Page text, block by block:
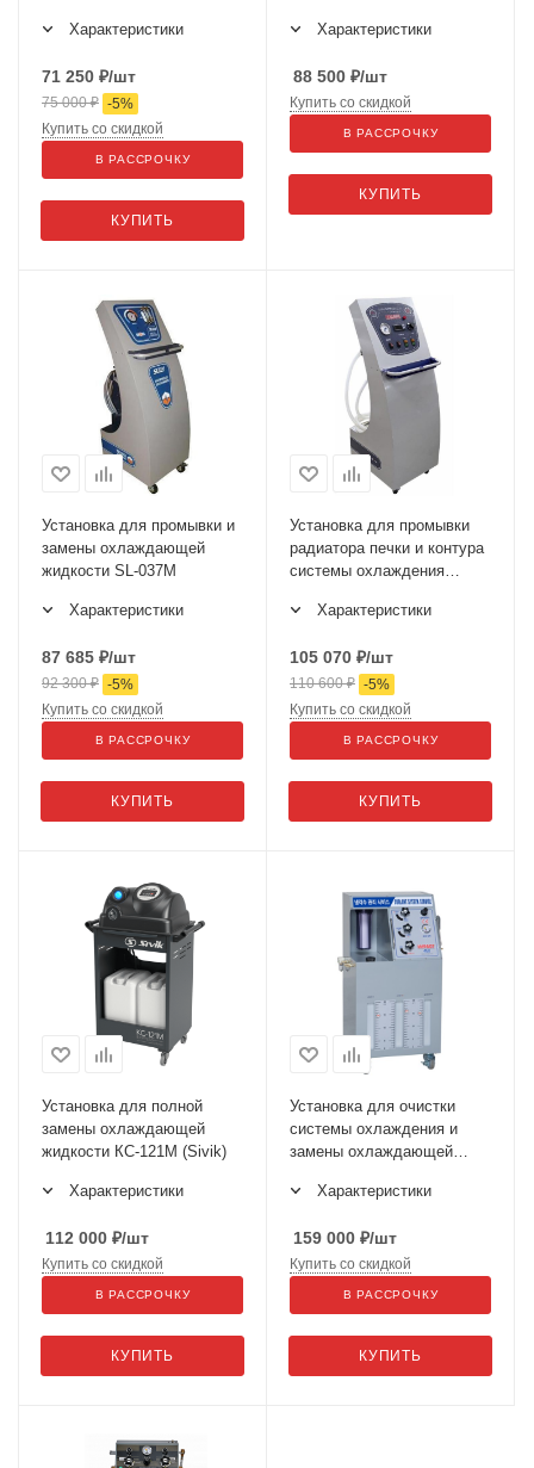
Характеристики
71 250 ₽/шт
75 000₽ -5%
КУПИТЬ
Купить со скидкой
В РАССРОЧКУ
Характеристики
88 500 ₽/шт
КУПИТЬ
Купить со скидкой
В РАССРОЧКУ
Установка для промывки и
замены охлаждающей
жидкости SL-037M
Характеристики
87 685 ₽/шт
92 300₽ -5%
КУПИТЬ
Купить со скидкой
В РАССРОЧКУ
Установка для промывки
радиатора печки и контура
системы охлаждения
Характеристики
105 070 ₽/шт
110 600₽ -5%
КУПИТЬ
Купить со скидкой
В РАССРОЧКУ
Установка для полной
замены охлаждающей
жидкости КС-121М (Sivik)
Характеристики
112 000 ₽/шт
КУПИТЬ
Купить со скидкой
В РАССРОЧКУ
Установка для очистки
системы охлаждения и
замены охлаждающей
Характеристики
159 000 ₽/шт
КУПИТЬ
Купить со скидкой
В РАССРОЧКУ